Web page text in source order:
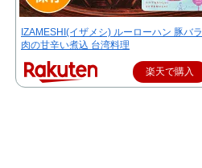
IZAMESHI(イザメシ) ルーローハン 豚バラ
肉の甘辛い煮込 台湾料理
楽天で購入